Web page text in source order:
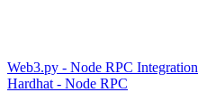
Web3.py - Node RPC Integration
Hardhat - Node RPC